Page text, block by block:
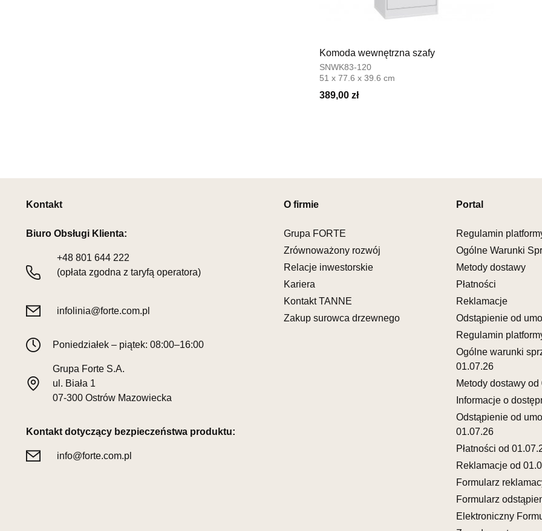
Godziny
Pn-Pt:
Nr tel.
Adres e-
Pn-Pt:
SALON
Salon
77-300
Nr tel. 59-
Adres e-
Pn-Pt:
Komoda wewnętrzna szafy
SNWK83-120
51 x 77.6 x 39.6 cm
389,00 zł
Kontakt
Biuro Obsługi Klienta:
+48 801 644 222
(opłata zgodna z taryfą operatora)
infolinia@forte.com.pl
Poniedziałek – piątek: 08:00–16:00
Grupa Forte S.A.
ul. Biała 1
07-300 Ostrów Mazowiecka
Kontakt dotyczący bezpieczeństwa produktu:
info@forte.com.pl
O firmie
Grupa FORTE
Zrównoważony rozwój
Relacje inwestorskie
Kariera
Kontakt TANNE
Zakup surowca drzewnego
Portal
Regulamin
Ogólne Warunki
Metody dostawy
Płatności
Reklamacje
Odstąpienie od
Regulamin
Ogólne warunki
01.07.26
Metody dostawy od
Informacje o
Odstąpienie od
01.07.26
Płatności od
Reklamacje od
Formularz
Formularz
Elektroniczny